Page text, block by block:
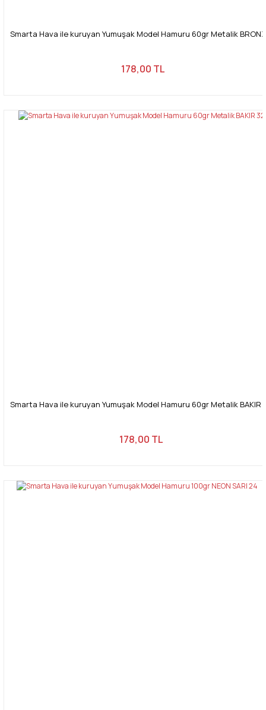
Smarta Hava ile kuruyan Yumuşak Model Hamuru 60gr Metalik
178,00 TL
Smarta Hava ile kuruyan Yumuşak Model Hamuru 60gr Metalik BAKIR
178,00 TL